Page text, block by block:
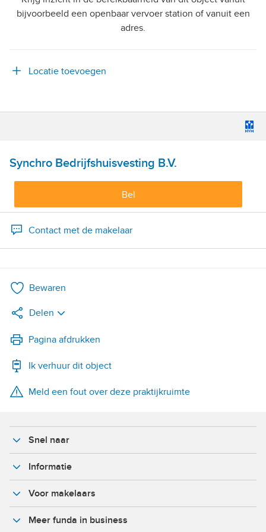
Synchro Bedrijfshuisvesting B.V.
Bel
Contact met de makelaar
bijvoorbeeld een openbaar vervoer station of vanuit een
adres.
Locatie toevoegen
Bewaren
Delen
LinkedIn
WhatsApp
X
Pagina afdrukken
Ik verhuur dit object
Meld een fout over deze praktijkruimte
Snel naar
Informatie
Voor makelaars
Meer funda in business